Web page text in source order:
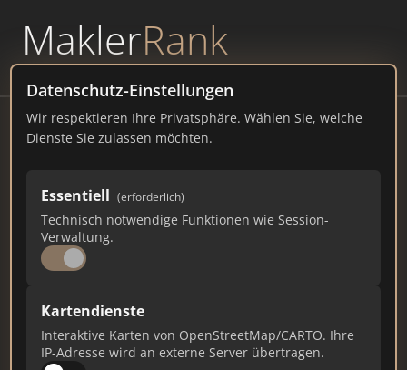
MaklerRank
powered byWAVEPOINT
Datenschutz-Einstellungen
Wir respektieren Ihre Privatsphäre. Wählen Sie, welche
Dienste Sie zulassen möchten.
Essentiell (erforderlich)
Technisch notwendige Funktionen wie Session-
Verwaltung.
Kartendienste
Interaktive Karten von OpenStreetMap/CARTO. Ihre
IP-Adresse wird an externe Server übertragen.
Property Susanne Nieper
immobilien-nieper.de
521
Ist das Ihr Unternehmen?